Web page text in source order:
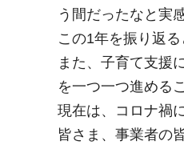
う間だったなと実
この1年を振り返
また、子育て支援
を一つ一つ進める
現在は、コロナ禍
皆さま、事業者の